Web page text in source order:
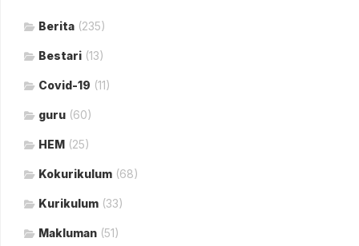
Berita (235)
Bestari (13)
Covid-19 (11)
guru (60)
HEM (25)
Kokurikulum (68)
Kurikulum (33)
Makluman (51)